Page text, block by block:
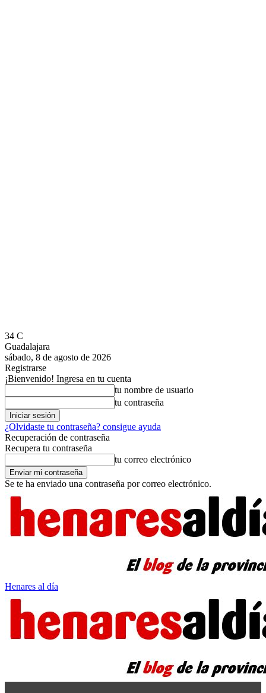
34 C
Guadalajara
sábado, 8 de agosto de 2026
Registrarse
¡Bienvenido! Ingresa en tu cuenta
tu nombre de usuario
tu contraseña
¿Olvidaste tu contraseña? consigue ayuda
Recuperación de contraseña
Recupera tu contraseña
tu correo electrónico
Se te ha enviado una contraseña por correo electrónico.
Henares al día